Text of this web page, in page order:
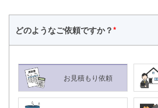
24時間365日対応
050-1883-0629
どのようなご依頼ですか？*
お見積もり依頼